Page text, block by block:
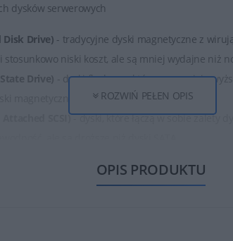
dysków serwerowych
Disk Drive) - tradycyjne dyski magnetyczne z
niski koszt, ale są mniej wydajne niż
Drive) - dyski flashowe, które zapewniają
Attached SCSI)- dyski, które łączą w sobie zalety
ROZWIŃ PEŁEN OPIS
OPIS PRODUKTU